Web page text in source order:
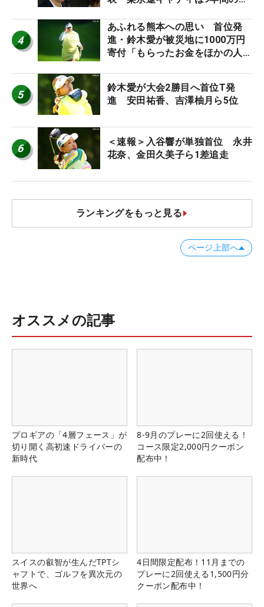
4
あふれる熊本への思い 首位発
進・鈴木愛が被災地に1000万円
寄付「もらったお金をほかの人
5
鈴木愛が大会2勝目へ首位T発
進 安田祐香、吉澤柚月ら5位
6
＜速報＞入谷響が単独首位 永井
花奈、金田久美子ら1差追走
ランキングをもっと見る
ページ上部へ
オススメの記事
プロギアの「4層フェース」が
切り開く高初速ドライバーの
新時代
8-9月のプレーに2回使える！
コース限定2,000円クーポン
配布中！
スイスの叡智が生んだTPTシ
ャフトで、ゴルフを異次元の
世界へ
4日間限定配布！11月までの
プレーに2回使える1,500円分
クーポン配布中！